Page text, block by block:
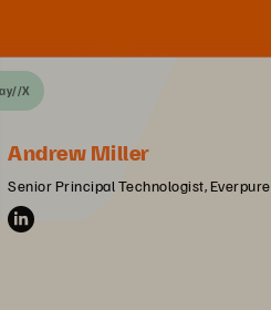
X
Andrew Miller
Senior Principal Technologist, Everpure